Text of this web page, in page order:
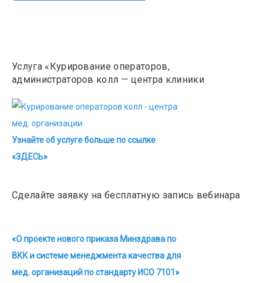
Услуга «Курирование операторов,
администраторов колл — центра клиники
Узнайте об услуге больше по ссылке
«ЗДЕСЬ»
Сделайте заявку на бесплатную запись вебинара
«О проекте нового приказа Минздрава по
ВКК и системе менеджмента качества для
мед. организаций по стандарту ИСО 7101»